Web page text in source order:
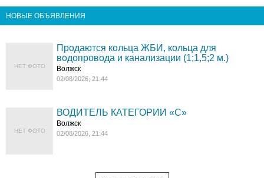
НОВЫЕ ОБЪЯВЛЕНИЯ
НЕТ ФОТО
Продаются кольца ЖБИ, кольца для
водопровода и канализации (1;1,5;2 м.)
Волжск
02/08/2026, 21:44
НЕТ ФОТО
ВОДИТЕЛЬ КАТЕГОРИИ «C»
Волжск
02/08/2026, 21:44